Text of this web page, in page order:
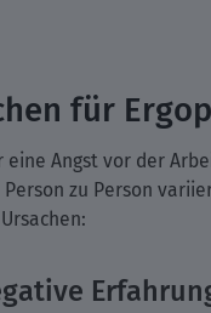
für
eine Angst vor der
zu Person